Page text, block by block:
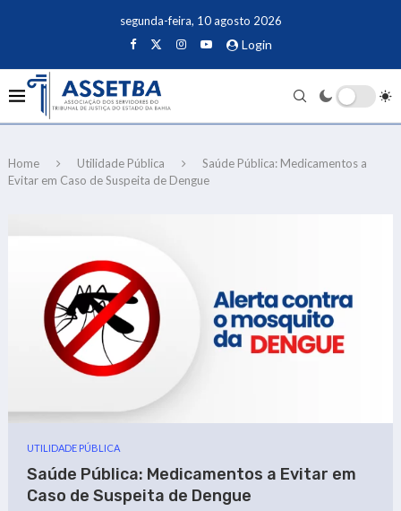
segunda-feira, 10 agosto 2026
Login
Home Utilidade Pública
Saúde Pública: Medicamentos a
Evitar em Caso de Suspeita de Dengue
UTILIDADE PÚBLICA
Saúde Pública: Medicamentos a Evitar em
Caso de Suspeita de Dengue